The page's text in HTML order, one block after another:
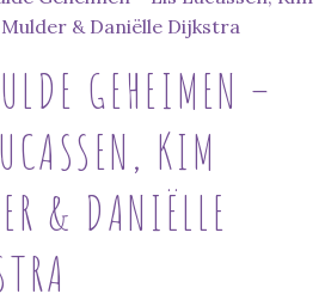
GEHEIMEN –
KIM
& DANIËLLE